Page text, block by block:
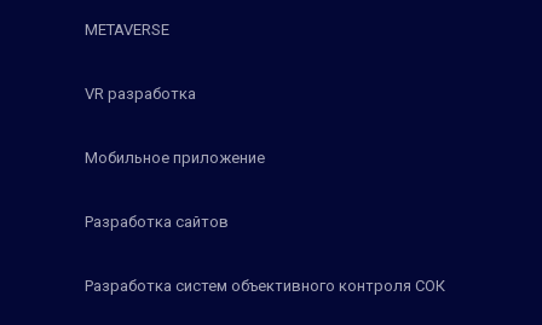
METAVERSE
VR разработка
Мобильное приложение
Разработка сайтов
Разработка систем объективного контроля СОК